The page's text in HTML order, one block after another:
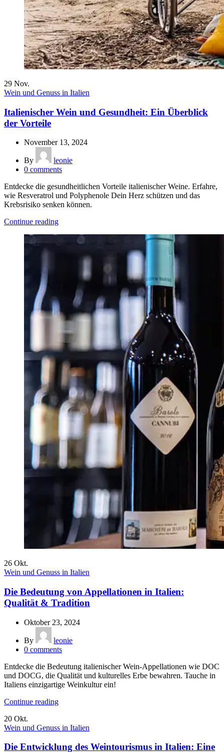
29 Nov.
Wein und Genuss in Italien
Italienischer Wein und Gesundheit: Ein Überblick
der Vorteile
November 13, 2024
By
leonie
0 comments
Entdecke die gesundheitlichen Vorteile italienischer Weine. Erfahre,
wie Resveratrol und Polyphenole Dein Herz schützen und das
Krebsrisiko senken können.
Continue reading
26 Okt.
Wein und Genuss in Italien
Die Bedeutung von Appellationen in Italien:
Qualität & Tradition
Oktober 23, 2024
By
leonie
0 comments
Entdecke die Bedeutung italienischer Wein-Appellationen wie DOC
und DOCG, die Qualität und kulturelles Erbe bewahren. Tauche in
Italiens einzigartige Weinkultur ein!
Continue reading
20 Okt.
Wein und Genuss in Italien
Die Entwicklung des Weintourismus in Italien: Eine